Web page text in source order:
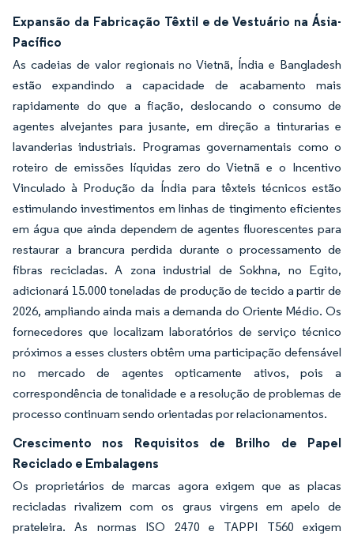
Expansão da Fabricação Têxtil e de Vestuário na Ásia-
Pacífico
As cadeias de valor regionais no Vietnã, Índia e Bangladesh
estão expandindo a capacidade de acabamento mais
rapidamente do que a fiação, deslocando o consumo de
agentes alvejantes para jusante, em direção a tinturarias e
lavanderias industriais. Programas governamentais como o
roteiro de emissões líquidas zero do Vietnã e o Incentivo
Vinculado à Produção da Índia para têxteis técnicos estão
estimulando investimentos em linhas de tingimento eficientes
em água que ainda dependem de agentes fluorescentes para
restaurar a brancura perdida durante o processamento de
fibras recicladas. A zona industrial de Sokhna, no Egito,
adicionará 15.000 toneladas de produção de tecido a partir de
2026, ampliando ainda mais a demanda do Oriente Médio. Os
fornecedores que localizam laboratórios de serviço técnico
próximos a esses clusters obtêm uma participação defensável
no mercado de agentes opticamente ativos, pois a
correspondência de tonalidade e a resolução de problemas de
processo continuam sendo orientadas por relacionamentos.
Crescimento nos Requisitos de Brilho de Papel
Reciclado e Embalagens
Os proprietários de marcas agora exigem que as placas
recicladas rivalizem com os graus virgens em apelo de
prateleira. As normas ISO 2470 e TAPPI T560 exigem